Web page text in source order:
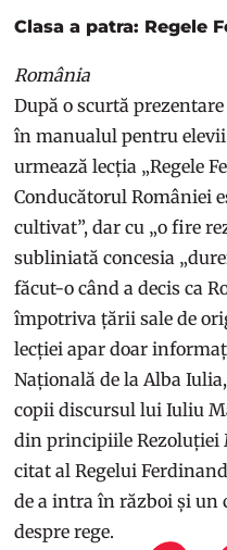
Clasa a patra: Regele
România
După o scurtă
în manualul pentru
urmează lecția „Regele
Conducătorul României
cultivat”, dar cu „o fire
subliniată concesia
făcut-o când a decis ca
împotriva țării sale de
lecției apar doar
Națională de la Alba
copii discursul lui Iuliu
din principiile Rezoluției
citat al Regelui
de a intra în război și un
despre rege.